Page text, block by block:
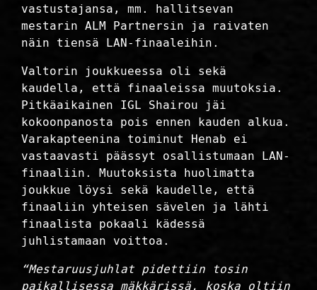
vastustajansa, mm. hallitsevan
mestarin ALM Partnersin ja raivaten
näin tiensä LAN-finaaleihin.
Valtorin joukkueessa oli sekä
kaudella, että finaaleissa muutoksia.
Pitkäaikainen IGL Shairou jäi
kokoonpanosta pois ennen kauden alkua.
Varakapteenina toiminut Henab ei
vastaavasti päässyt osallistumaan LAN-
finaaliin. Muutoksista huolimatta
joukkue löysi sekä kaudelle, että
finaaliin yhteisen sävelen ja lähti
finaalista pokaali kädessä
juhlistamaan voittoa.
“Mestaruusjuhlat pidettiin tosin
paikallisessa mäkkärissä, koska oltiin